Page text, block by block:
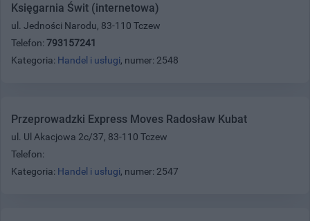
Księgarnia Świt (internetowa)
ul. Jedności Narodu, 83-110 Tczew
Telefon: 793157241
Kategoria: Handel i usługi, numer: 2548
Przeprowadzki Express Moves Radosław Kubat
ul. Ul Akacjowa 2c/37, 83-110 Tczew
Telefon:
Kategoria: Handel i usługi, numer: 2547